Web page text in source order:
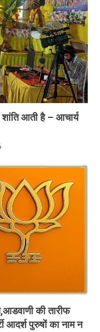
शांति आती है – आचार्य
की तारीफ
आदर्श पुरुषों का नाम न